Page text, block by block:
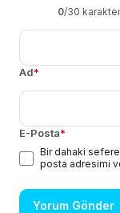
0/30 karakter
Ad*
E-Posta*
Bir dahaki sefere
posta adresimi
Yorum Gönder